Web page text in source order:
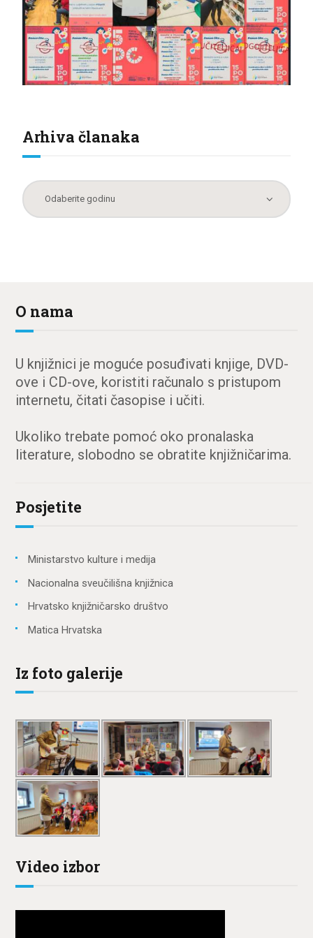
Arhiva članaka
O nama
U knjižnici je moguće posuđivati knjige, DVD-
ove i CD-ove, koristiti računalo s pristupom
internetu, čitati časopise i učiti.
Ukoliko trebate pomoć oko pronalaska
literature, slobodno se obratite knjižničarima.
Posjetite
Ministarstvo kulture i medija
Nacionalna sveučilišna knjižnica
Hrvatsko knjižničarsko društvo
Matica Hrvatska
Iz foto galerije
Video izbor